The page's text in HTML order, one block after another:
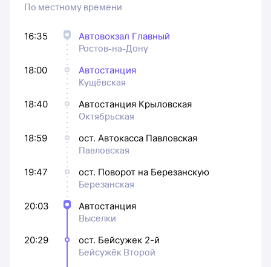
По местному времени
16:35
Автовокзал Главный
Ростов-на-Дону
18:00
Автостанция
Кущёвская
18:40
Автостанция Крыловская
Октябрьская
18:59
ост. Автокасса Павловская
Павловская
19:47
ост. Поворот на Березанскую
Березанская
20:03
Автостанция
Выселки
20:29
ост. Бейсужек 2-й
Бейсужёк Второй